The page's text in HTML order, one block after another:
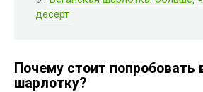
десерт
Почему стоит попробовать
шарлотку?